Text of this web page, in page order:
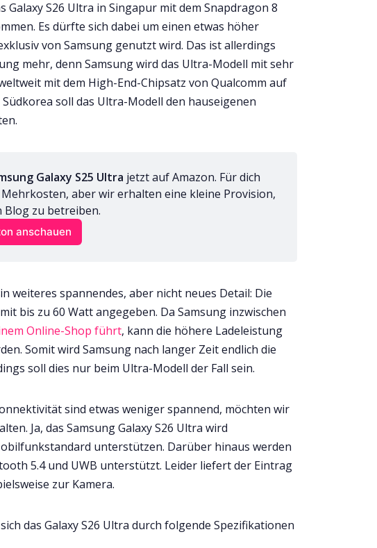
Galaxy S26 Ultra in Singapur mit dem Snapdragon 8
Es dürfte sich dabei um einen etwas höher
von Samsung genutzt wird. Das ist allerdings
mehr, denn Samsung wird das Ultra-Modell mit sehr
mit dem High-End-Chipsatz von Qualcomm auf
soll das Ultra-Modell den hauseigenen
Galaxy S25 Ultra jetzt auf Amazon. Für dich
aber wir erhalten eine kleine Provision,
zu betreiben.
anschauen
weiteres spannendes, aber nicht neues Detail: Die
bis zu 60 Watt angegeben. Da Samsung inzwischen
Online-Shop führt, kann die höhere Ladeleistung
Somit wird Samsung nach langer Zeit endlich die
soll dies nur beim Ultra-Modell der Fall sein.
sind etwas weniger spannend, möchten wir
Ja, das Samsung Galaxy S26 Ultra wird
unterstützen. Darüber hinaus werden
5.4 und UWB unterstützt. Leider liefert der Eintrag
zur Kamera.
das Galaxy S26 Ultra durch folgende Spezifikationen